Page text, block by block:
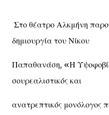
Στο θέατρο Αλκμήνη
δημιουργία του Νίκου
Παπαθανάση, «Η
σουρεαλιστικός και
ανατρεπτικός μονόλογος